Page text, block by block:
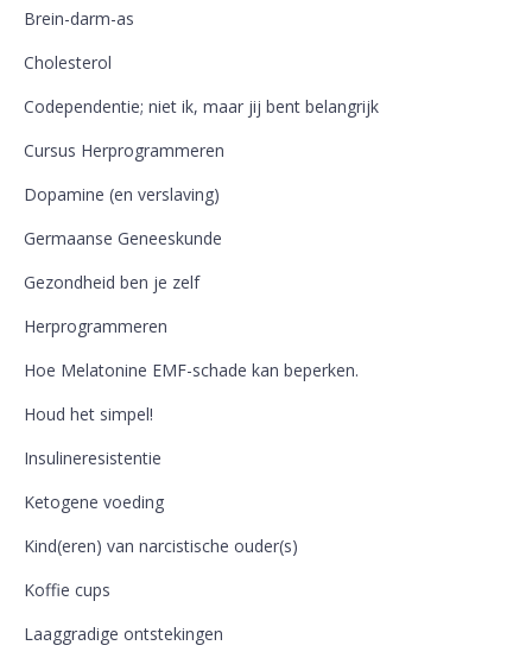
Brein-darm-as
Cholesterol
Codependentie; niet ik, maar jij bent belangrijk
Cursus Herprogrammeren
Dopamine (en verslaving)
Germaanse Geneeskunde
Gezondheid ben je zelf
Herprogrammeren
Hoe Melatonine EMF-schade kan beperken.
Houd het simpel!
Insulineresistentie
Ketogene voeding
Kind(eren) van narcistische ouder(s)
Koffie cups
Laaggradige ontstekingen